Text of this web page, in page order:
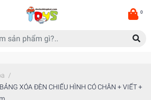
0
/
XÓA ĐÈN CHIẾU HÌNH CÓ CHÂN + VIẾT +